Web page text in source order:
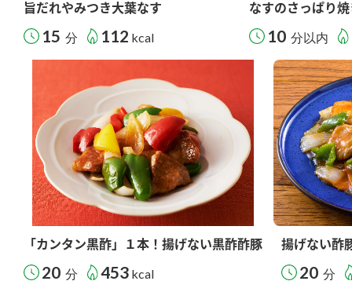
旨だれやみつき大葉なす
15 分 112 kcal
なすのさっぱり
10 分以内
「カンタン黒酢」１本！揚げない黒酢酢豚
20 分 453 kcal
揚げない酢
20 分